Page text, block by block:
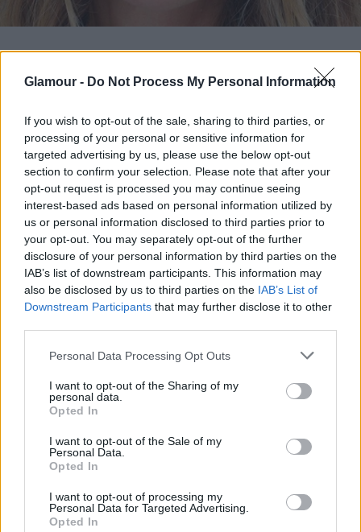
Glamour - Do Not Process My Personal Information
If you wish to opt-out of the sale, sharing to third parties, or
processing of your personal or sensitive information for
targeted advertising by us, please use the below opt-out
section to confirm your selection. Please note that after your
opt-out request is processed you may continue seeing
interest-based ads based on personal information utilized by
us or personal information disclosed to third parties prior to
your opt-out. You may separately opt-out of the further
disclosure of your personal information by third parties on the
IAB’s list of downstream participants. This information may
also be disclosed by us to third parties on the IAB’s List of
Downstream Participants that may further disclose it to other
Please note that this website/app uses one or more Google
not limited to your visit or usage behaviour. You may click to
grant or deny consent to Google and its third-party tags to
use your data for below specified purposes in below Google
consent section.
Personal Data Processing Opt Outs
I want to opt-out of the Sharing of my
personal data.
Opted In
I want to opt-out of the Sale of my
Personal Data.
Opted In
I want to opt-out of processing my
Personal Data for Targeted Advertising.
Opted In
hollywoodi tehetség rendezte, az operatőr, Daniel
sztárként tündököl, aki képes a különböző
területeken megcsillogtatni tehetségét és rajongást
kiváltani minden generációból. Ő a Calzedonia nő
megtestesítője: energikus, pozitív és mindig egyedi,
akit mindenki imád. A TV- és webkampány
Magyarországon december elejétől lesz látható.
Julia Roberts
calzedonia